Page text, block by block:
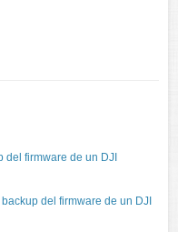
del firmware de un DJI
del firmware de un DJI